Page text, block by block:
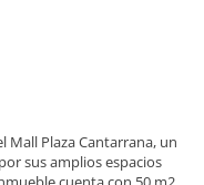
Mall Plaza Cantarrana, un
sus amplios espacios